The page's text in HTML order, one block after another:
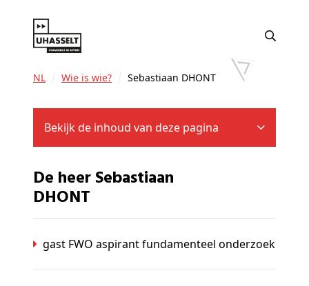
NL Wie is wie? Sebastiaan DHONT
Bekijk de inhoud van deze pagina
De heer Sebastiaan
DHONT
gast FWO aspirant fundamenteel onderzoek